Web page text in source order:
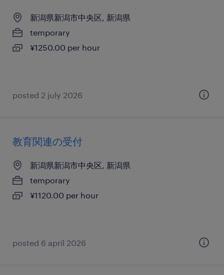
新潟県新潟市中央区, 新潟県
temporary
¥1250.00 per hour
posted 2 july 2026
教育関連の受付
新潟県新潟市中央区, 新潟県
temporary
¥1120.00 per hour
posted 6 april 2026